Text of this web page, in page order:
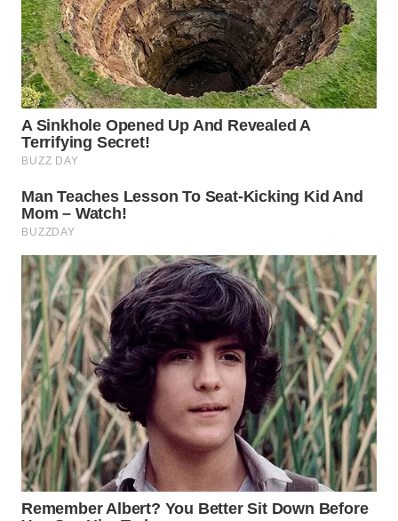
WN
SUBANG
WN
SUKABUMI
WN
WN
TIMUR
WN
SEMARANG
WN
SOLO
WN
BOROBUDUR
WN